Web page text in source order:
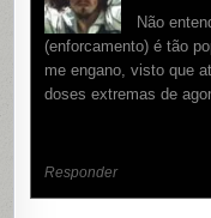
Não
(enforcamento) é tão
me engano, visto que
doses extremas de
Responder